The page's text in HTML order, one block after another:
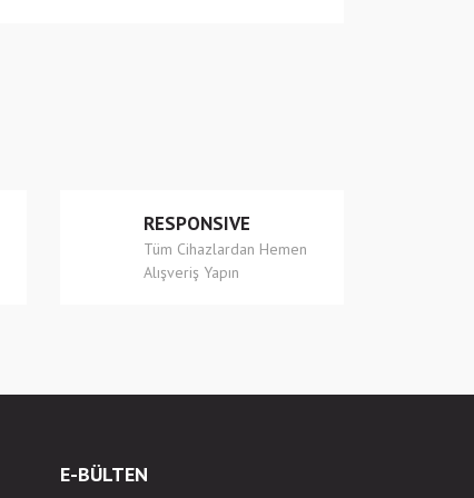
RESPONSIVE
Tüm Cihazlardan Hemen
Alışveriş Yapın
E-BÜLTEN